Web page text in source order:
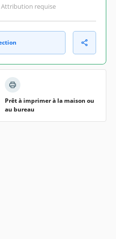
Attribution requise
Prêt à imprimer à la maison ou
au bureau